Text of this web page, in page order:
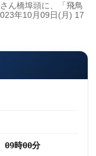
ん橋埠頭に、「飛鳥
年10月09日(月) 17
09時00分